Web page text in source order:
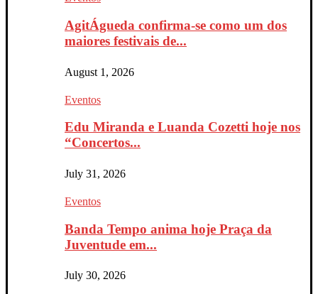
AgitÁgueda confirma-se como um dos
maiores festivais de...
August 1, 2026
Eventos
Edu Miranda e Luanda Cozetti hoje nos
“Concertos...
July 31, 2026
Eventos
Banda Tempo anima hoje Praça da
Juventude em...
July 30, 2026